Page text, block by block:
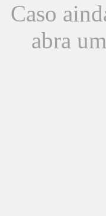
Caso
abra